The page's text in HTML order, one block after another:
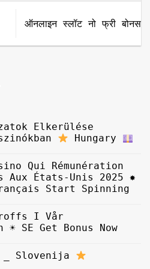
ऑनलाइन स्लॉट नो फ्री बोनस
Elkerülése
Hungary
Qui Rémunération
Aux États-Unis 2025 ✸
Start Spinning
I Vår
☀ SE Get Bonus Now
_ Slovenija